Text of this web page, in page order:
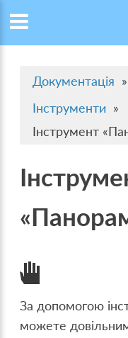
Документація »
Інструменти »
Інструмент
За допомогою
можете